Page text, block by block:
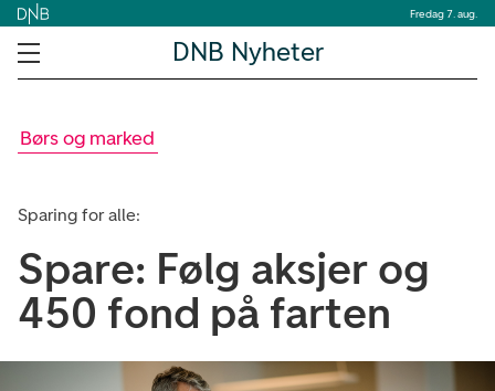
Fredag 7. aug.
DNB Nyheter
Børs og marked
Sparing for alle:
Spare: Følg aksjer og
450 fond på farten